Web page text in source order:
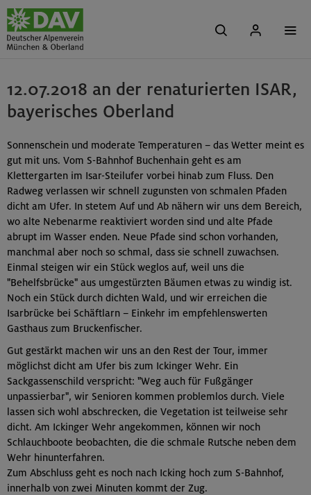
12.07.2018 an der renaturierten ISAR,
bayerisches Oberland
Sonnenschein und moderate Temperaturen – das Wetter meint es
gut mit uns. Vom S-Bahnhof Buchenhain geht es am
Klettergarten im Isar-Steilufer vorbei hinab zum Fluss. Den
Radweg verlassen wir schnell zugunsten von schmalen Pfaden
dicht am Ufer. In stetem Auf und Ab nähern wir uns dem Bereich,
wo alte Nebenarme reaktiviert worden sind und alte Pfade
abrupt im Wasser enden. Neue Pfade sind schon vorhanden,
manchmal aber noch so schmal, dass sie schnell zuwachsen.
Einmal steigen wir ein Stück weglos auf, weil uns die
"Behelfsbrücke" aus umgestürzten Bäumen etwas zu windig ist.
Noch ein Stück durch dichten Wald, und wir erreichen die
Isarbrücke bei Schäftlarn – Einkehr im empfehlenswerten
Gasthaus zum Bruckenfischer.
Gut gestärkt machen wir uns an den Rest der Tour, immer
möglichst dicht am Ufer bis zum Ickinger Wehr. Ein
Sackgassenschild verspricht: "Weg auch für Fußgänger
unpassierbar", wir Senioren kommen problemlos durch. Viele
lassen sich wohl abschrecken, die Vegetation ist teilweise sehr
dicht. Am Ickinger Wehr angekommen, können wir noch
Schlauchboote beobachten, die die schmale Rutsche neben dem
Wehr hinunterfahren.
Zum Abschluss geht es noch nach Icking hoch zum S-Bahnhof,
innerhalb von zwei Minuten kommt der Zug.